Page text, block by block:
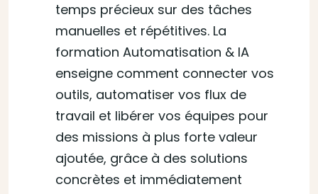
temps précieux sur des tâches
manuelles et répétitives. La
formation Automatisation & IA
enseigne comment connecter vos
outils, automatiser vos flux de
travail et libérer vos équipes pour
des missions à plus forte valeur
ajoutée, grâce à des solutions
concrètes et immédiatement